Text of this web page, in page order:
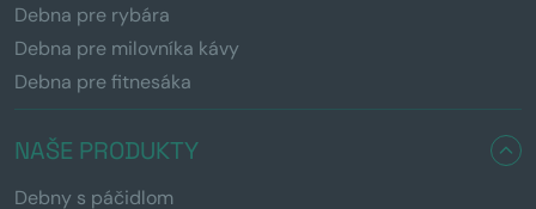
Debna pre rybára
Debna pre milovníka kávy
Debna pre fitnesáka
NAŠE PRODUKTY
Debny s páčidlom